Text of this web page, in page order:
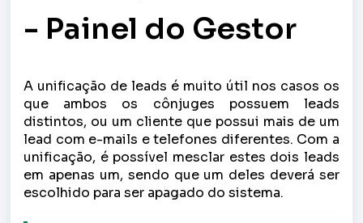
- Painel do Gestor
A unificação de leads é muito útil nos casos os
que ambos os cônjuges possuem leads
distintos, ou um cliente que possui mais de um
lead com e-mails e telefones diferentes. Com a
unificação, é possível mesclar estes dois leads
em apenas um, sendo que um deles deverá ser
escolhido para ser apagado do sistema.